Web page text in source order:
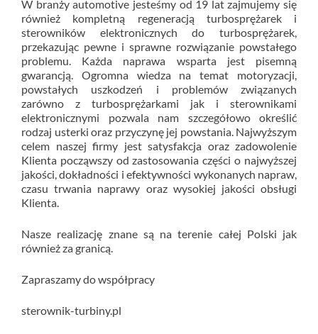
W branży automotive jesteśmy od 19 lat zajmujemy się
również kompletną regeneracją turbosprężarek i
sterowników elektronicznych do turbosprężarek,
przekazując pewne i sprawne rozwiązanie powstałego
problemu. Każda naprawa wsparta jest pisemną
gwarancją. Ogromna wiedza na temat motoryzacji,
powstałych uszkodzeń i problemów związanych
zarówno z turbosprężarkami jak i sterownikami
elektronicznymi pozwala nam szczegółowo określić
rodzaj usterki oraz przyczynę jej powstania. Najwyższym
celem naszej firmy jest satysfakcja oraz zadowolenie
Klienta począwszy od zastosowania części o najwyższej
jakości, dokładności i efektywności wykonanych napraw,
czasu trwania naprawy oraz wysokiej jakości obsługi
Klienta.
Nasze realizację znane są na terenie całej Polski jak
również za granicą.
Zapraszamy do współpracy
sterownik-turbiny.pl